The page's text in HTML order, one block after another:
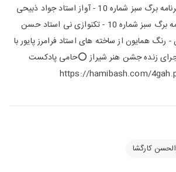
استاد لطف اله مجد از برنامه برگ سبز شماره 10 - آواز استاد جواد ذبیحی
در درآمد همایون از برنامه برگ سبز شماره 10 - تکنوازی نی استاد حسن
رنگ همایون از ساخته های استاد فرامرز پایور با
زنده جشن هنر شیراز ⭕️حامی پادکست
کارگشا